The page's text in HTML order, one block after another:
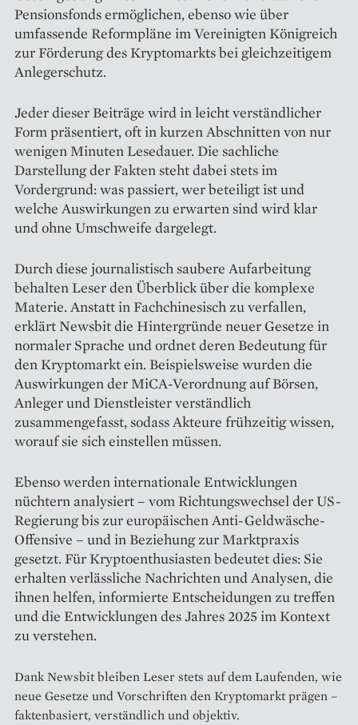
Pensionsfonds ermöglichen, ebenso wie über
umfassende Reformpläne im Vereinigten Königreich
zur Förderung des Kryptomarkts bei gleichzeitigem
Anlegerschutz.
Jeder dieser Beiträge wird in leicht verständlicher
Form präsentiert, oft in kurzen Abschnitten von nur
wenigen Minuten Lesedauer. Die sachliche
Darstellung der Fakten steht dabei stets im
Vordergrund: was passiert, wer beteiligt ist und
welche Auswirkungen zu erwarten sind wird klar
und ohne Umschweife dargelegt.
Durch diese journalistisch saubere Aufarbeitung
behalten Leser den Überblick über die komplexe
Materie. Anstatt in Fachchinesisch zu verfallen,
erklärt Newsbit die Hintergründe neuer Gesetze in
normaler Sprache und ordnet deren Bedeutung für
den Kryptomarkt ein. Beispielsweise wurden die
Auswirkungen der MiCA-Verordnung auf Börsen,
Anleger und Dienstleister verständlich
zusammengefasst, sodass Akteure frühzeitig wissen,
worauf sie sich einstellen müssen.
Ebenso werden internationale Entwicklungen
nüchtern analysiert – vom Richtungswechsel der US-
Regierung bis zur europäischen Anti-Geldwäsche-
Offensive – und in Beziehung zur Marktpraxis
gesetzt. Für Kryptoenthusiasten bedeutet dies: Sie
erhalten verlässliche Nachrichten und Analysen, die
ihnen helfen, informierte Entscheidungen zu treffen
und die Entwicklungen des Jahres 2025 im Kontext
zu verstehen.
Dank Newsbit bleiben Leser stets auf dem Laufenden, wie
neue Gesetze und Vorschriften den Kryptomarkt prägen –
faktenbasiert, verständlich und objektiv.